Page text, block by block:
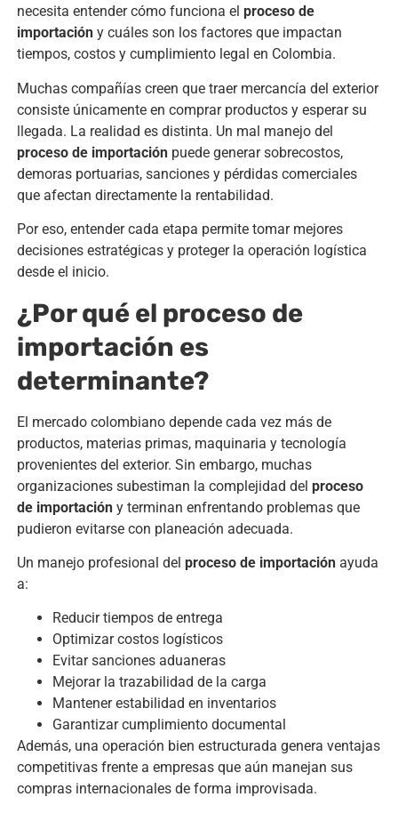
necesita entender cómo funciona elproceso de
importación y cuáles son los factores que impactan
tiempos, costos y cumplimiento legal en Colombia.
Muchas compañías creen que traer mercancía del exterior
consiste únicamente en comprar productos y esperar su
llegada. La realidad es distinta. Un mal manejo del
proceso de importación puede generar sobrecostos,
demoras portuarias, sanciones y pérdidas comerciales
que afectan directamente la rentabilidad.
Por eso, entender cada etapa permite tomar mejores
decisiones estratégicas y proteger la operación logística
desde el inicio.
¿Por qué el proceso de
importación es
determinante?
El mercado colombiano depende cada vez más de
productos, materias primas, maquinaria y tecnología
provenientes del exterior. Sin embargo, muchas
organizaciones subestiman la complejidad delproceso
de importación y terminan enfrentando problemas que
pudieron evitarse con planeación adecuada.
Un manejo profesional delproceso de importación ayuda
a:
Reducir tiempos de entrega
Optimizar costos logísticos
Evitar sanciones aduaneras
Mejorar la trazabilidad de la carga
Mantener estabilidad en inventarios
Garantizar cumplimiento documental
Además, una operación bien estructurada genera ventajas
competitivas frente a empresas que aún manejan sus
compras internacionales de forma improvisada.